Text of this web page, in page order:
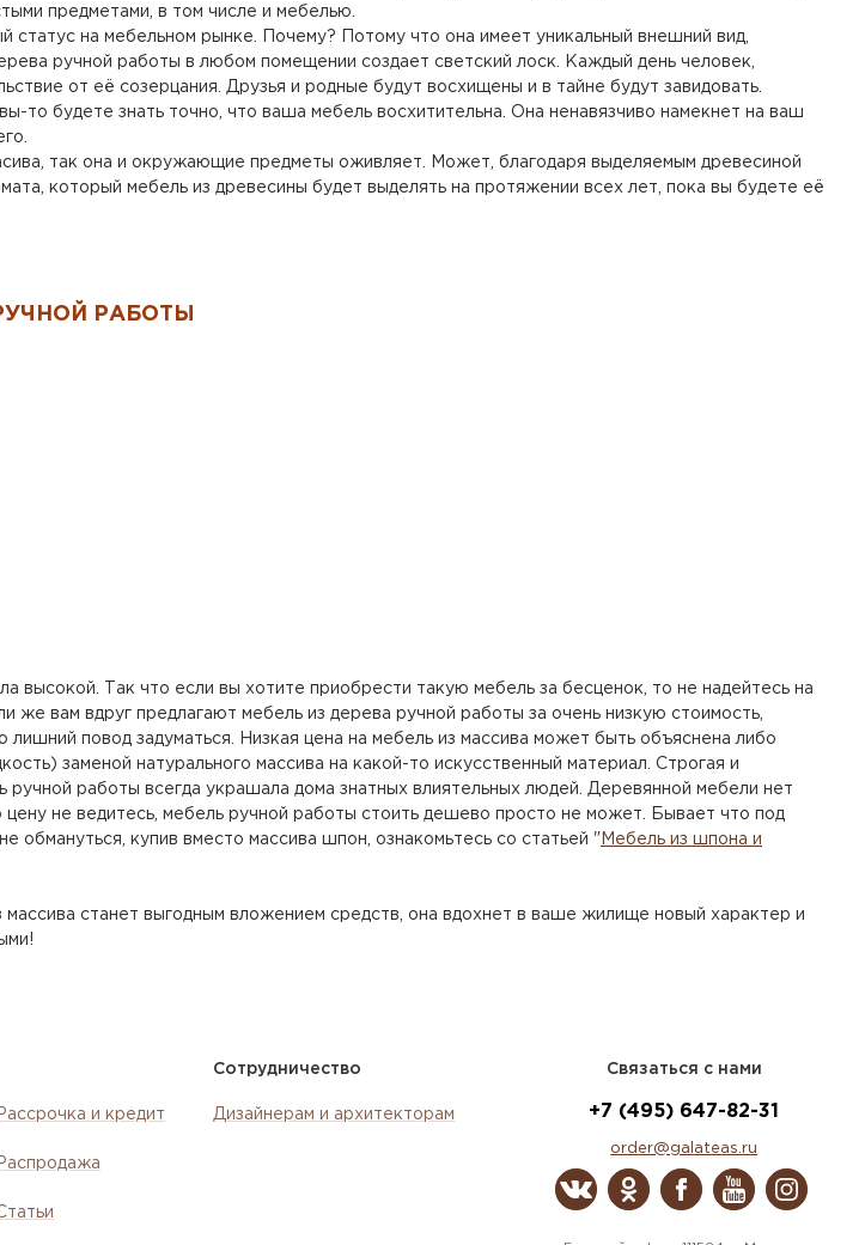
предметами, в том числе и мебелью.
статус на мебельном рынке. Почему? Потому что она имеет уникальный внешний вид,
ручной работы в любом помещении создает светский лоск. Каждый день человек,
от её созерцания. Друзья и родные будут восхищены и в тайне будут завидовать.
то будете знать точно, что ваша мебель восхитительна. Она ненавязчиво намекнет на ваш
так она и окружающие предметы оживляет. Может, благодаря выделяемым древесиной
который мебель из древесины будет выделять на протяжении всех лет, пока вы будете её
РАБОТЫ
высокой. Так что если вы хотите приобрести такую мебель за бесценок, то не надейтесь на
же вам вдруг предлагают мебель из дерева ручной работы за очень низкую стоимость,
повод задуматься. Низкая цена на мебель из массива может быть объяснена либо
заменой натурального массива на какой-то искусственный материал. Строгая и
ручной работы всегда украшала дома знатных влиятельных людей. Деревянной мебели нет
цену не ведитесь, мебель ручной работы стоить дешево просто не может. Бывает что под
обмануться, купив вместо массива шпон, ознакомьтесь со статьей " Мебель из шпона и
станет выгодным вложением средств, она вдохнет в ваше жилище новый характер и
Рассрочка и кредит
Распродажа
Сотрудничество
Дизайнерам и архитекторам
Связаться с нами
+7 (495) 647-82-31
order@galateas.ru